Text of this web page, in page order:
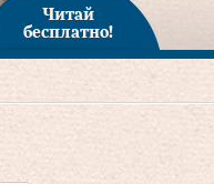
Читай
бесплатно!